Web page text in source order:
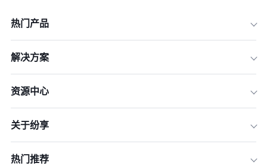
热门产品
解决方案
资源中心
关于纷享
热门推荐